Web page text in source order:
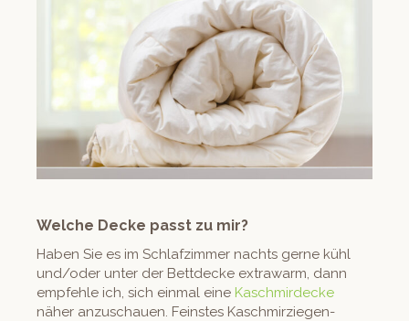
Welche Decke passt zu mir?
Haben Sie es im Schlafz­im­mer nachts gerne kühl
und/oder unter der Bettdecke extrawarm, dann
empfehle ich, sich ein­mal eine Kaschmird­ecke
näher anzuschauen. Fein­stes Kaschmirziegen-